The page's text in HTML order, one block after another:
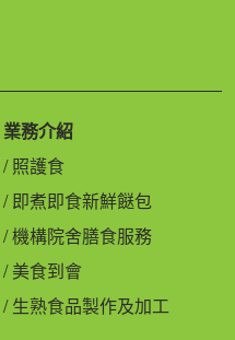
業務介紹
照護食
即煮即食新鮮餸包
機構院舍膳食服務
美食到會
生熟食品製作及加工